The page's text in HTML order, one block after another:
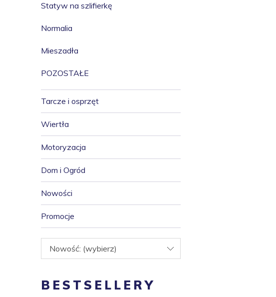
Statyw na szlifierkę
Normalia
Mieszadła
POZOSTAŁE
Tarcze i osprzęt
Wiertła
Motoryzacja
Dom i Ogród
Nowości
Promocje
Nowość: (wybierz)
BESTSELLERY